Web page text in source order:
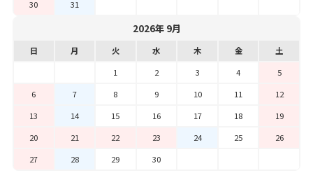
30
31
2026年 9月
日 月 火 水 木 金
土
1
2 3 4
5
6
7 8 9 10 11
12
13
14 15 16 17 18
19
20
21 22 23 24 25
26
27
28 29 30